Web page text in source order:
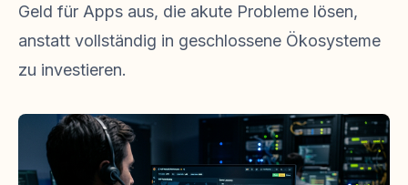
Geld für Apps aus, die akute Probleme lösen,
anstatt vollständig in geschlossene Ökosysteme
zu investieren.